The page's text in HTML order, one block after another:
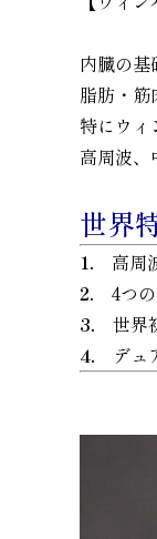
内臓の
脂肪・
特にウ
高周波
世界
1. 高周
2. 4つ
3. 世界
4. デュ